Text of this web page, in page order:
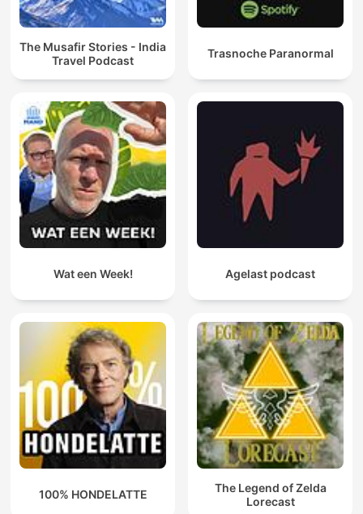
The Musafir Stories - India
Travel Podcast
Trasnoche Paranormal
Wat een Week! Agelast podcast
100% HONDELATTE
The Legend of Zelda
Lorecast